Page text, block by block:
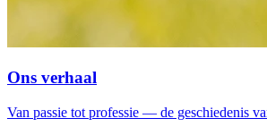
Ons verhaal
Van passie tot professie — de geschiedenis